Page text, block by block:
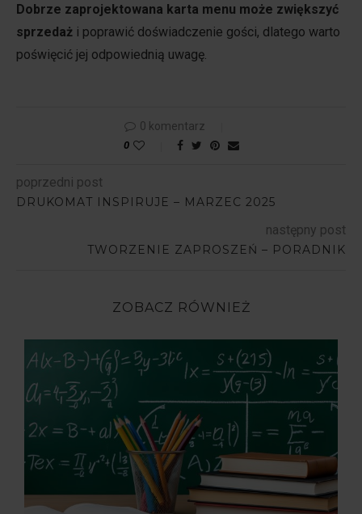
Dobrze zaprojektowana karta menu może zwiększyć
sprzedaż i poprawić doświadczenie gości, dlatego warto
poświęcić jej odpowiednią uwagę.
0 komentarz
0
poprzedni post
DRUKOMAT INSPIRUJE – MARZEC 2025
następny post
TWORZENIE ZAPROSZEŃ – PORADNIK
ZOBACZ RÓWNIEŻ